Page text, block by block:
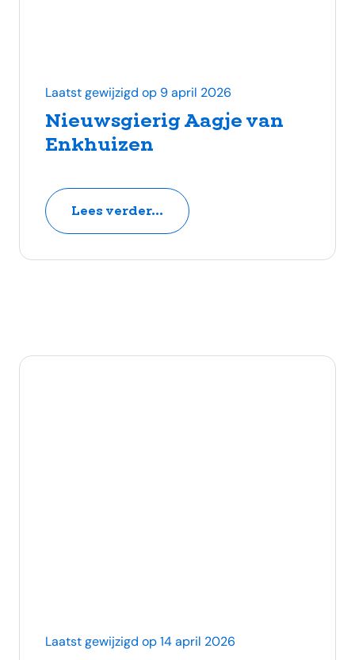
Nieuwsgierig Aagje van
Enkhuizen
Laatst gewijzigd op 9 april 2026
Lees verder...
Laatst gewijzigd op 14 april 2026